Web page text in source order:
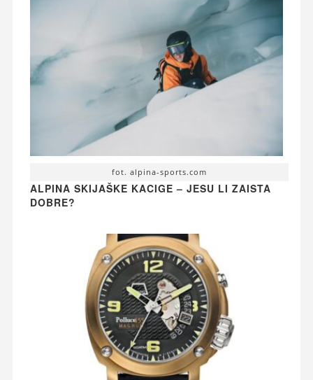
fot. alpina-sports.com
ALPINA SKIJAŠKE KACIGE – JESU LI ZAISTA
DOBRE?